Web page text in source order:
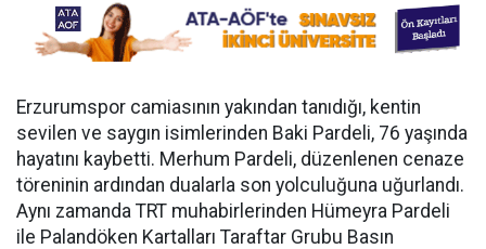
Erzurumspor camiasının yakından tanıdığı, kentin
sevilen ve saygın isimlerinden Baki Pardeli, 76 yaşında
hayatını kaybetti. Merhum Pardeli, düzenlenen cenaze
töreninin ardından dualarla son yolculuğuna uğurlandı.
Aynı zamanda TRT muhabirlerinden Hümeyra Pardeli
ile Palandöken Kartalları Taraftar Grubu Basın